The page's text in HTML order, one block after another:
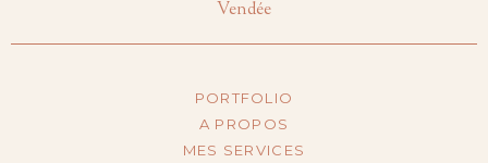
Vendée
PORTFOLIO
A PROPOS
MES SERVICES